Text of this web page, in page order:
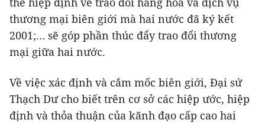
thương mại biên giới mà hai nước đã ký kết
2001;… sẽ góp phần thúc đẩy trao đổi thương
mại giữa hai nước.
Về việc xác định và cắm mốc biên giới, Đại sứ
Thạch Dư cho biết trên cơ sở các hiệp ước, hiệp
định và thỏa thuận của kãnh đạo cấp cao hai